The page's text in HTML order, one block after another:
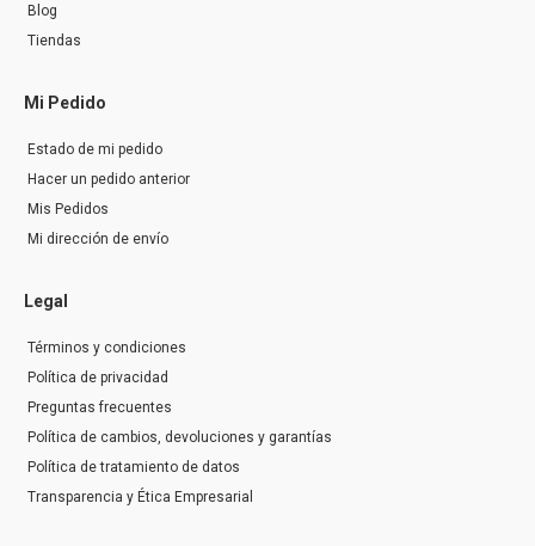
Blog
Tiendas
Mi Pedido
Estado de mi pedido
Hacer un pedido anterior
Mis Pedidos
Mi dirección de envío
Legal
Términos y condiciones
Política de privacidad
Preguntas frecuentes
Política de cambios, devoluciones y garantías
Política de tratamiento de datos
Transparencia y Ética Empresarial